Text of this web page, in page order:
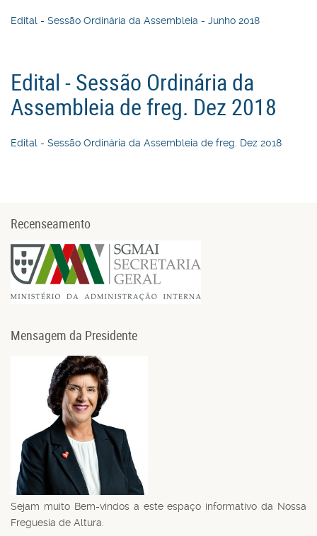
Edital - Sessão Ordinária da Assembleia - Junho 2018
Edital - Sessão Ordinária da
Assembleia de freg. Dez 2018
Edital - Sessão Ordinária da Assembleia de freg. Dez 2018
Recenseamento
Mensagem da Presidente
Sejam muito Bem-vindos a este espaço informativo da Nossa
Freguesia de Altura.